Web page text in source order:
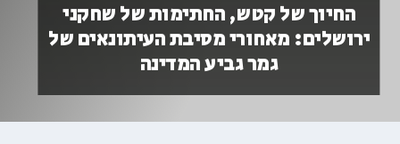
החיוך של קטש, החתימות של שחקני
ירושלים: מאחורי מסיבת העיתונאים של
גמר גביע המדינה